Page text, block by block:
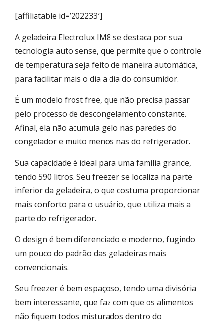
[affiliatable id=’202233′]
A geladeira Electrolux IM8 se destaca por sua
tecnologia auto sense, que permite que o controle
de temperatura seja feito de maneira automática,
para facilitar mais o dia a dia do consumidor.
É um modelo frost free, que não precisa passar
pelo processo de descongelamento constante.
Afinal, ela não acumula gelo nas paredes do
congelador e muito menos nas do refrigerador.
Sua capacidade é ideal para uma família grande,
tendo 590 litros. Seu freezer se localiza na parte
inferior da geladeira, o que costuma proporcionar
mais conforto para o usuário, que utiliza mais a
parte do refrigerador.
O design é bem diferenciado e moderno, fugindo
um pouco do padrão das geladeiras mais
convencionais.
Seu freezer é bem espaçoso, tendo uma divisória
bem interessante, que faz com que os alimentos
não fiquem todos misturados dentro do